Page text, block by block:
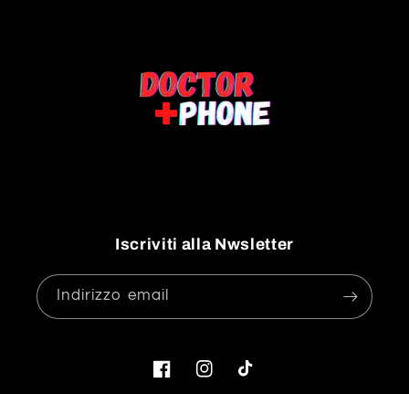
Iscriviti alla Nwsletter
Indirizzo email
FacebookInstagramTikTok